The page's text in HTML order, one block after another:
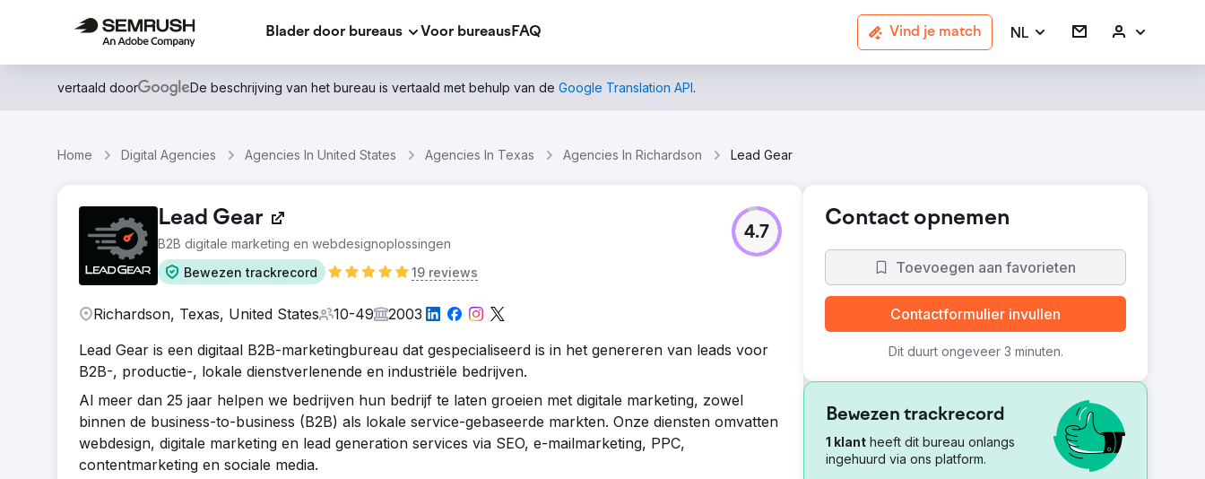
Blader door bureaus Voor bureausFAQ Vind je match NL
vertaald door De beschrijving van het bureau is vertaald met behulp van de Google Translation API.
Home Digital Agencies Agencies In United States Agencies In Texas Agencies In Richardson Lead Gear
Lead Gear
B2B digitale marketing en webdesignoplossingen
Bewezen trackrecord
19 reviews
4.7
Richardson, Texas, United States 10-49
2003
Lead Gear is een digitaal B2B-marketingbureau dat gespecialiseerd is in het genereren van leads voor
B2B-, productie-, lokale dienstverlenende en industriële bedrijven.
Al meer dan 25 jaar helpen we bedrijven hun bedrijf te laten groeien met digitale marketing, zowel
binnen de business-to-business (B2B) als lokale service-gebaseerde markten. Onze diensten omvatten
webdesign, digitale marketing en lead generation services via SEO, e-mailmarketing, PPC,
contentmarketing en sociale media.
Contact opnemen
Toevoegen aan favorieten
Contactformulier invullen
Dit duurt ongeveer 3 minuten.
Bewezen trackrecord
1 klant heeft dit bureau onlangs
ingehuurd via ons platform.